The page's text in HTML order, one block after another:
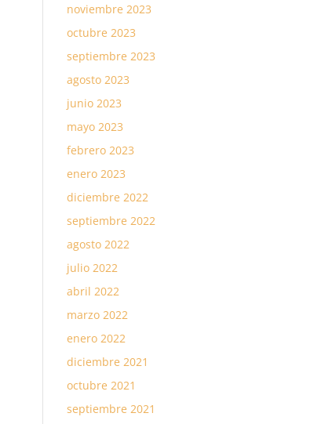
noviembre 2023
octubre 2023
septiembre 2023
agosto 2023
junio 2023
mayo 2023
febrero 2023
enero 2023
diciembre 2022
septiembre 2022
agosto 2022
julio 2022
abril 2022
marzo 2022
enero 2022
diciembre 2021
octubre 2021
septiembre 2021